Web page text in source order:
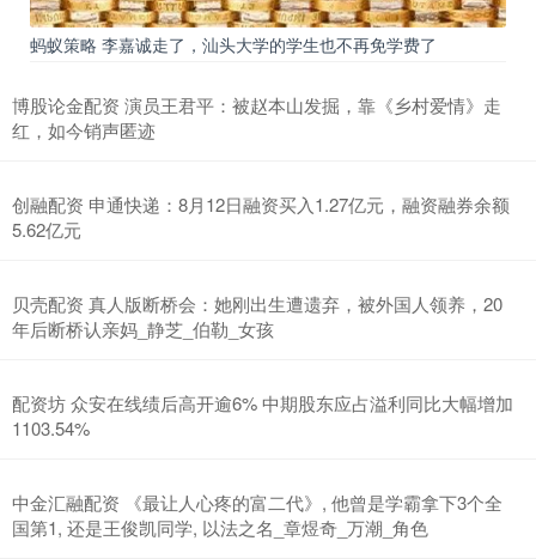
蚂蚁策略 李嘉诚走了，汕头大学的学生也不再免学费了
博股论金配资 演员王君平：被赵本山发掘，靠《乡村爱情》走
红，如今销声匿迹
创融配资 申通快递：8月12日融资买入1.27亿元，融资融券余额
5.62亿元
贝壳配资 真人版断桥会：她刚出生遭遗弃，被外国人领养，20
年后断桥认亲妈_静芝_伯勒_女孩
配资坊 众安在线绩后高开逾6% 中期股东应占溢利同比大幅增加
1103.54%
中金汇融配资 《最让人心疼的富二代》, 他曾是学霸拿下3个全
国第1, 还是王俊凯同学, 以法之名_章煜奇_万潮_角色